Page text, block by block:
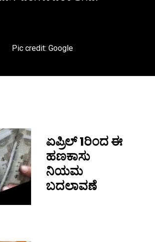
Pic credit: Google
ಏಪ್ರಿಲ್ 1ರಿಂದ ಈ
ಹಣಕಾಸು
ನಿಯಮ
ಬದಲಾವಣೆ